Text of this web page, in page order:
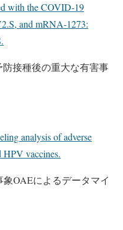
with the COVID-19
and mRNA-1273:
接種後の重大な有害事
analysis of adverse
HPV vaccines.
OAEによるデータマイ